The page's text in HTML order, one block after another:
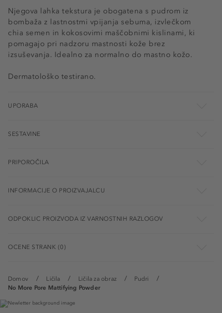
Domov Ličila Ličila za obraz
Pudri
No More Pore Mattifying Powder
Njegova lahka tekstura je obogatena s pudrom iz
bombaža z lastnostmi vpijanja sebuma, izvlečkom
chia semen in kokosovimi maščobnimi kislinami, ki
pomagajo pri nadzoru mastnosti kože brez
izsuševanja. Idealno za normalno do mastno kožo.
Dermatološko testirano.
UPORABA
SESTAVINE
PRIPOROČILA
INFORMACIJE O PROIZVAJALCU
ODPOKLIC PROIZVODA IZ VARNOSTNIH RAZLOGOV
OCENE STRANK (0)